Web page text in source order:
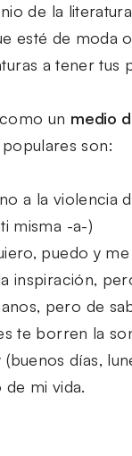
de la
esté de moda
a tener
un medio
son:
a la violencia
misma -a-)
puedo y me
inspiración,
pero de
te borren la
días,
de mi vida.